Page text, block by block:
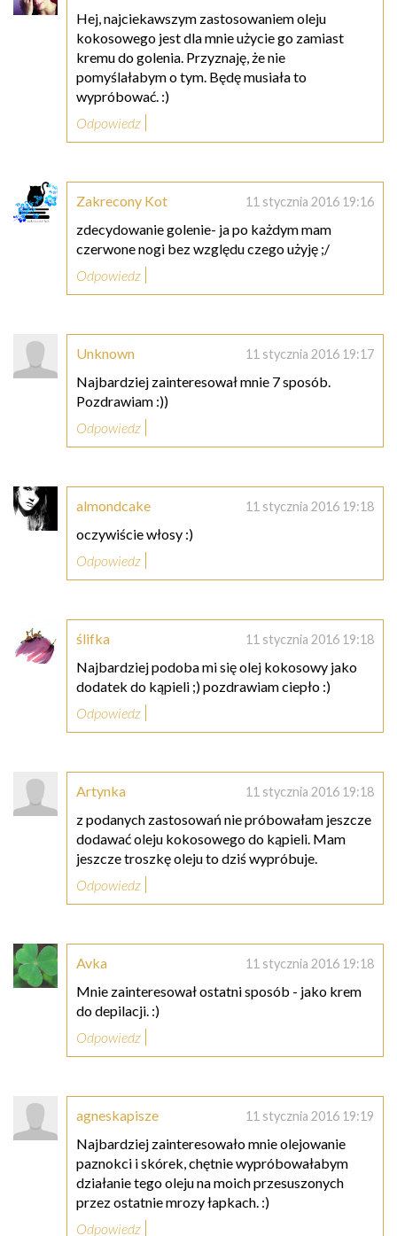
Hej, najciekawszym zastosowaniem oleju
kokosowego jest dla mnie użycie go zamiast
kremu do golenia. Przyznaję, że nie
pomyślałabym o tym. Będę musiała to
wypróbować. :)
Odpowiedz
Zakrecony Kot 11 stycznia 2016 19:16
zdecydowanie golenie- ja po każdym mam
czerwone nogi bez względu czego użyję ;/
Odpowiedz
Unknown 11 stycznia 2016 19:17
Najbardziej zainteresował mnie 7 sposób.
Pozdrawiam :))
Odpowiedz
almondcake 11 stycznia 2016 19:18
oczywiście włosy :)
Odpowiedz
ślifka 11 stycznia 2016 19:18
Najbardziej podoba mi się olej kokosowy jako
dodatek do kąpieli ;) pozdrawiam ciepło :)
Odpowiedz
Artynka 11 stycznia 2016 19:18
z podanych zastosowań nie próbowałam jeszcze
dodawać oleju kokosowego do kąpieli. Mam
jeszcze troszkę oleju to dziś wypróbuje.
Odpowiedz
Avka 11 stycznia 2016 19:18
Mnie zainteresował ostatni sposób - jako krem
do depilacji. :)
Odpowiedz
agneskapisze 11 stycznia 2016 19:19
Najbardziej zainteresowało mnie olejowanie
paznokci i skórek, chętnie wypróbowałabym
działanie tego oleju na moich przesuszonych
przez ostatnie mrozy łapkach. :)
Odpowiedz